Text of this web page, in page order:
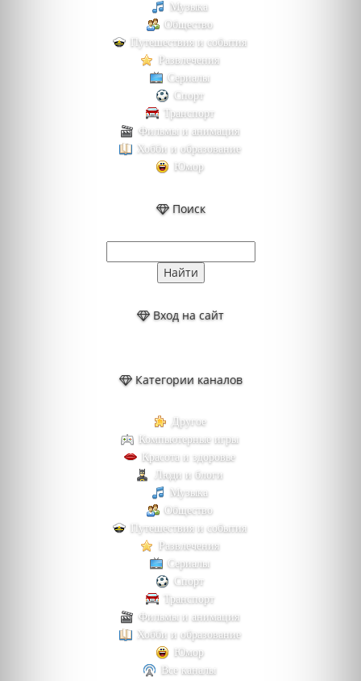
Музыка
Общество
Путешествия и события
Развлечения
Сериалы
Спорт
Транспорт
Фильмы и анимация
Хобби и образование
Юмор
Поиск
Вход на сайт
Категории каналов
Другое
Компьютерные игры
Красота и здоровье
Люди и блоги
Музыка
Общество
Путешествия и события
Развлечения
Сериалы
Спорт
Транспорт
Фильмы и анимация
Хобби и образование
Юмор
Все каналы